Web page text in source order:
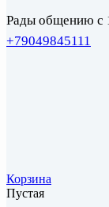
Рады общению с
+79049845111
Корзина
Пустая